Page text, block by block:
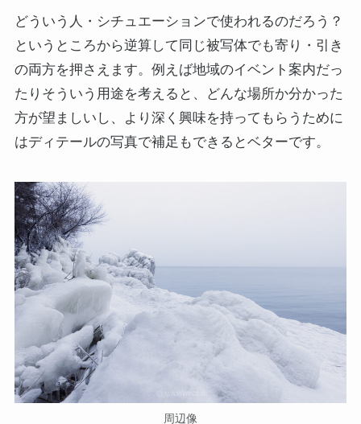
どういう人・シチュエーションで使われるのだろう？
というところから逆算して同じ被写体でも寄り・引き
の両方を押さえます。例えば地域のイベント案内だっ
たりそういう用途を考えると、どんな場所か分かった
方が望ましいし、より深く興味を持ってもらうために
はディテールの写真で補足もできるとベターです。
周辺像